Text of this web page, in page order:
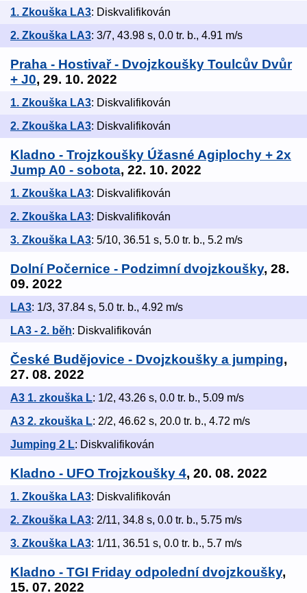
1. Zkouška LA3: Diskvalifikován
2. Zkouška LA3: 3/7, 43.98 s, 0.0 tr. b., 4.91 m/s
Praha - Hostivař - Dvojzkoušky Toulcův Dvůr
+ J0, 29. 10. 2022
1. Zkouška LA3: Diskvalifikován
2. Zkouška LA3: Diskvalifikován
Kladno - Trojzkoušky Úžasné Agiplochy + 2x
Jump A0 - sobota, 22. 10. 2022
1. Zkouška LA3: Diskvalifikován
2. Zkouška LA3: Diskvalifikován
3. Zkouška LA3: 5/10, 36.51 s, 5.0 tr. b., 5.2 m/s
Dolní Počernice - Podzimní dvojzkoušky, 28.
09. 2022
LA3: 1/3, 37.84 s, 5.0 tr. b., 4.92 m/s
LA3 - 2. běh: Diskvalifikován
České Budějovice - Dvojzkoušky a jumping,
27. 08. 2022
A3 1. zkouška L: 1/2, 43.26 s, 0.0 tr. b., 5.09 m/s
A3 2. zkouška L: 2/2, 46.62 s, 20.0 tr. b., 4.72 m/s
Jumping 2 L: Diskvalifikován
Kladno - UFO Trojzkoušky 4, 20. 08. 2022
1. Zkouška LA3: Diskvalifikován
2. Zkouška LA3: 2/11, 34.8 s, 0.0 tr. b., 5.75 m/s
3. Zkouška LA3: 1/11, 36.51 s, 0.0 tr. b., 5.7 m/s
Kladno - TGI Friday odpolední dvojzkoušky,
15. 07. 2022